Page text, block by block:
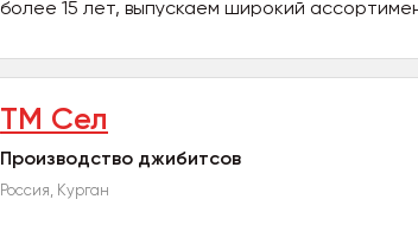
более 15 лет, выпускаем широкий
ТМ Сел
Производство джибитсов
Россия, Курган